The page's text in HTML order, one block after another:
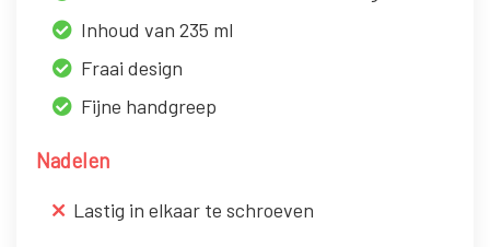
Inhoud van 235 ml
Fraai design
Fijne handgreep
Nadelen
Lastig in elkaar te schroeven